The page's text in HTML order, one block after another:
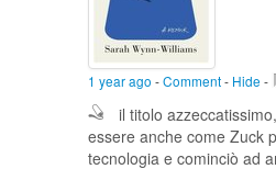
1 year ago -Comment- Hide -
il titolo
essere anche come Zuck
tecnologia e cominciò ad